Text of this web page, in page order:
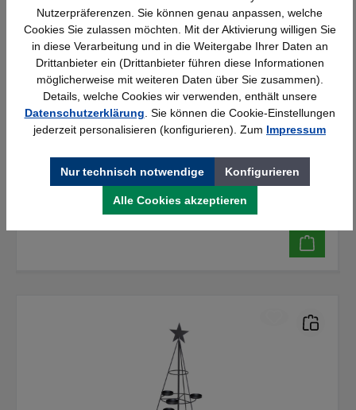
Kaheku Dekokerze Cady Baum
Details
14,28 €*
Nutzerpräferenzen. Sie können genau anpassen, welche
Cookies Sie zulassen möchten. Mit der Aktivierung willigen Sie
in diese Verarbeitung und in die Weitergabe Ihrer Daten an
Drittanbieter ein (Drittanbieter führen diese Informationen
möglicherweise mit weiteren Daten über Sie zusammen).
Details, welche Cookies wir verwenden, enthält unsere
Datenschutzerklärung . Sie können die Cookie-Einstellungen
jederzeit personalisieren (konfigurieren). Zum Impressum
Nur technisch notwendige Konfigurieren
Alle Cookies akzeptieren